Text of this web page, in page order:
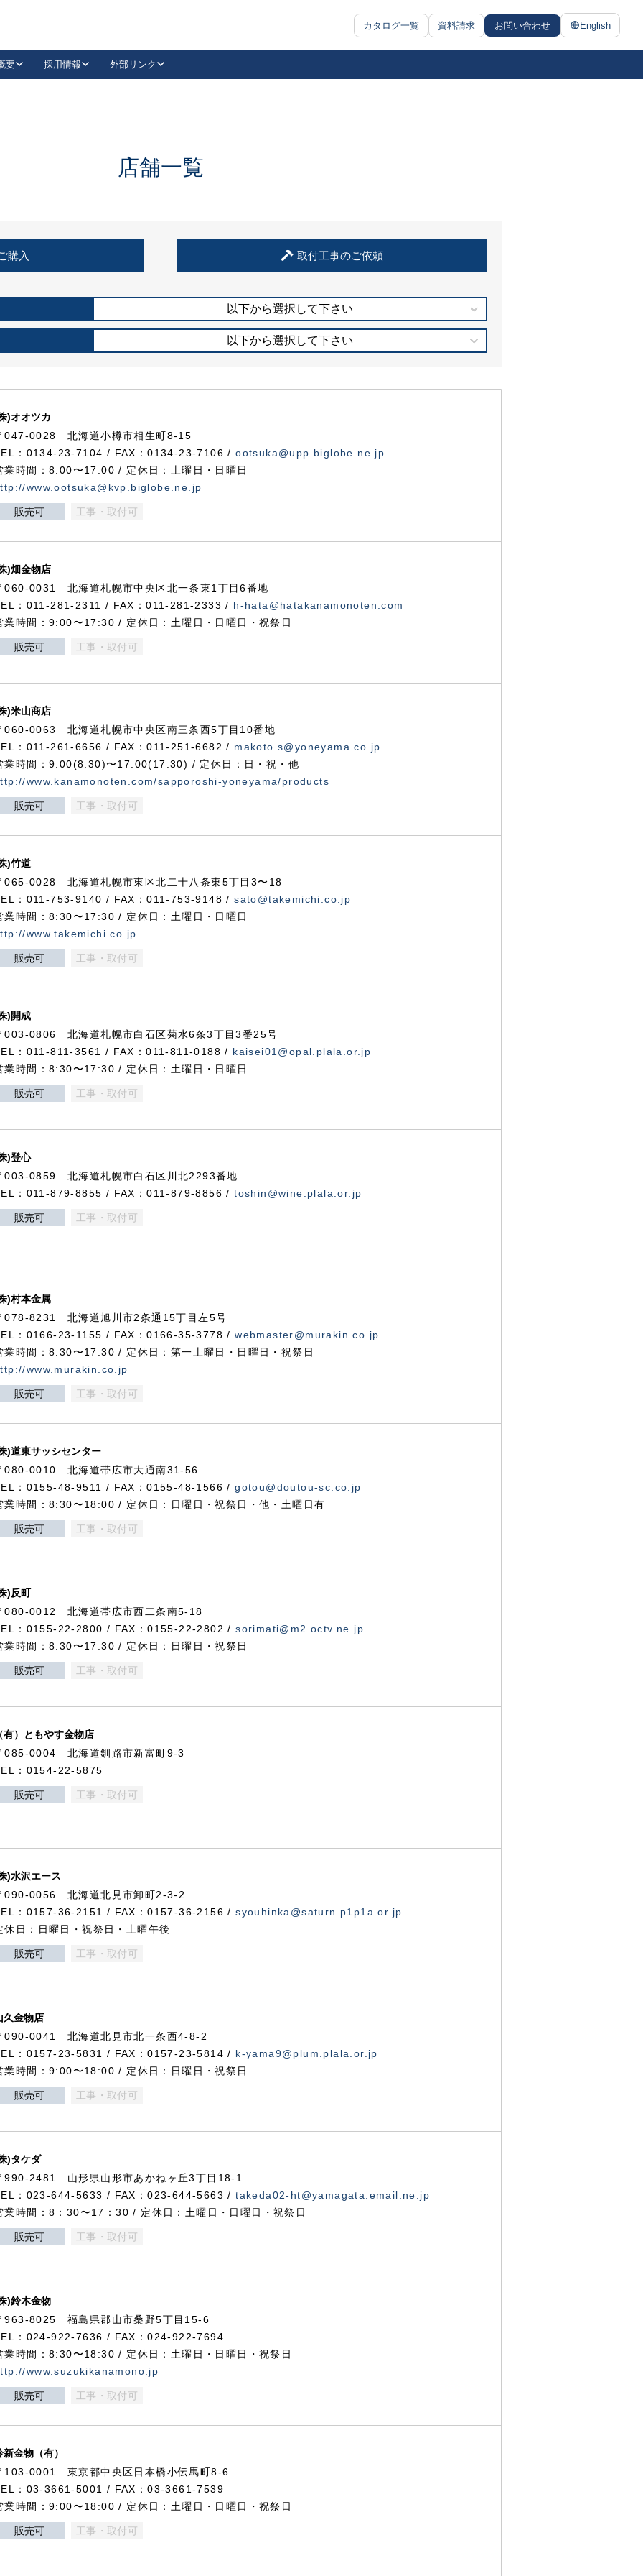
カタログ一覧 資料請求 お問い合わせ English
抗ウイルス・抗菌製品
要 採用情報 外部リンク
LinkedIn
住宅使用部材標準化推進協議会
店舗一覧
購入 取付工事のご依頼
以下から選択して下さい
以下から選択して下さい
)オオツカ
047-0028 北海道小樽市相生町8-15
：0134-23-7104 / FAX：0134-23-7106 /ootsuka@upp.biglobe.ne.jp
業時間：8:00〜17:00 / 定休日：土曜日・日曜日
www.ootsuka@kvp.biglobe.ne.jp
販売可 工事・取付可
)畑金物店
060-0031 北海道札幌市中央区北一条東1丁目6番地
：011-281-2311 / FAX：011-281-2333 / h-hata@hatakanamonoten.com
業時間：9:00〜17:30 / 定休日：土曜日・日曜日・祝祭日
販売可 工事・取付可
)米山商店
060-0063 北海道札幌市中央区南三条西5丁目10番地
：011-261-6656 / FAX：011-251-6682 / makoto.s@yoneyama.co.jp
業時間：9:00(8:30)〜17:00(17:30) / 定休日：日・祝・他
www.kanamonoten.com/sapporoshi-yoneyama/products
販売可 工事・取付可
)竹道
065-0028 北海道札幌市東区北二十八条東5丁目3〜18
：011-753-9140 / FAX：011-753-9148 /sato@takemichi.co.jp
業時間：8:30〜17:30 / 定休日：土曜日・日曜日
www.takemichi.co.jp
販売可 工事・取付可
)開成
003-0806 北海道札幌市白石区菊水6条3丁目3番25号
：011-811-3561 / FAX：011-811-0188 / kaisei01@opal.plala.or.jp
業時間：8:30〜17:30 / 定休日：土曜日・日曜日
販売可 工事・取付可
)登心
003-0859 北海道札幌市白石区川北2293番地
：011-879-8855 / FAX：011-879-8856 /toshin@wine.plala.or.jp
販売可 工事・取付可
)村本金属
078-8231 北海道旭川市2条通15丁目左5号
：0166-23-1155 / FAX：0166-35-3778 /webmaster@murakin.co.jp
業時間：8:30〜17:30 / 定休日：第一土曜日・日曜日・祝祭日
www.murakin.co.jp
販売可 工事・取付可
)道東サッシセンター
080-0010 北海道帯広市大通南31-56
：0155-48-9511 / FAX：0155-48-1566 /gotou@doutou-sc.co.jp
業時間：8:30〜18:00 / 定休日：日曜日・祝祭日・他・土曜日有
販売可 工事・取付可
)反町
080-0012 北海道帯広市西二条南5-18
：0155-22-2800 / FAX：0155-22-2802 /sorimati@m2.octv.ne.jp
業時間：8:30〜17:30 / 定休日：日曜日・祝祭日
販売可 工事・取付可
有）ともやす金物店
085-0004 北海道釧路市新富町9-3
：0154-22-5875
販売可 工事・取付可
)水沢エース
090-0056 北海道北見市卸町2-3-2
：0157-36-2151 / FAX：0157-36-2156 /syouhinka@saturn.p1p1a.or.jp
休日：日曜日・祝祭日・土曜午後
販売可 工事・取付可
久金物店
090-0041 北海道北見市北一条西4-8-2
：0157-23-5831 / FAX：0157-23-5814 / k-yama9@plum.plala.or.jp
業時間：9:00〜18:00 / 定休日：日曜日・祝祭日
販売可 工事・取付可
)タケダ
990-2481 山形県山形市あかねヶ丘3丁目18-1
：023-644-5633 / FAX：023-644-5663 /takeda02-ht@yamagata.email.ne.jp
業時間：8：30〜17：30 / 定休日：土曜日・日曜日・祝祭日
販売可 工事・取付可
)鈴木金物
963-8025 福島県郡山市桑野5丁目15-6
：024-922-7636 / FAX：024-922-7694
業時間：8:30〜18:30 / 定休日：土曜日・日曜日・祝祭日
www.suzukikanamono.jp
販売可 工事・取付可
新金物（有）
103-0001 東京都中央区日本橋小伝馬町8-6
：03-3661-5001 / FAX：03-3661-7539
業時間：9:00〜18:00 / 定休日：土曜日・日曜日・祝祭日
販売可 工事・取付可